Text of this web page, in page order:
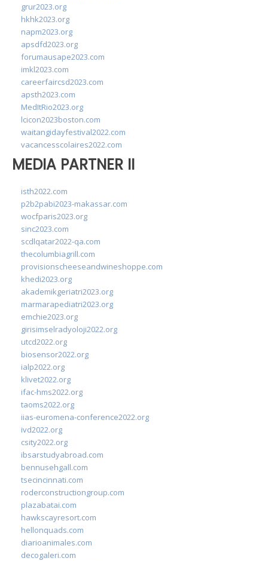
grur2023.org
hkhk2023.org
napm2023.org
apsdfd2023.org
forumausape2023.com
imkl2023.com
careerfaircsd2023.com
apsth2023.com
MedItRio2023.org
lcicon2023boston.com
waitangidayfestival2022.com
vacancesscolaires2022.com
MEDIA PARTNER II
isth2022.com
p2b2pabi2023-makassar.com
wocfparis2023.org
sinc2023.com
scdlqatar2022-qa.com
thecolumbiagrill.com
provisionscheeseandwineshoppe.com
khedi2023.org
akademikgeriatri2023.org
marmarapediatri2023.org
emchie2023.org
girisimselradyoloji2022.org
utcd2022.org
biosensor2022.org
ialp2022.org
klivet2022.org
ifac-hms2022.org
taoms2022.org
iias-euromena-conference2022.org
ivd2022.org
csity2022.org
ibsarstudyabroad.com
bennusehgall.com
tsecincinnati.com
roderconstructiongroup.com
plazabatai.com
hawkscayresort.com
hellonquads.com
diarioanimales.com
decogaleri.com